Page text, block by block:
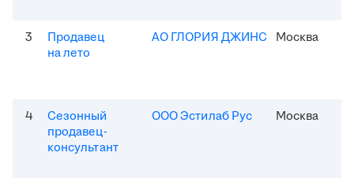
3
Продавец
на лето
АО ГЛОРИЯ ДЖИНС Москва
4
Сезонный
продавец-
консультант
ООО Эстилаб Рус Москва